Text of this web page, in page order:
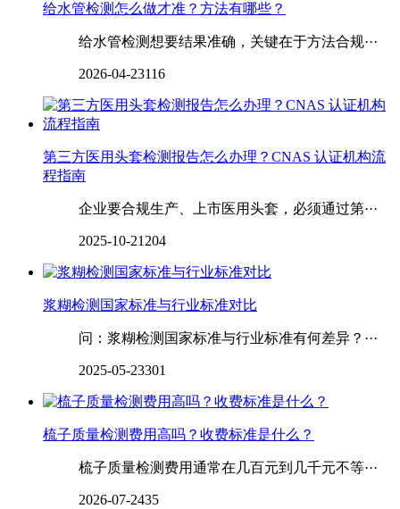
‌‌‌‌给水管检测怎么做才准？方法有哪些？
给水管检测想要结果准确，关键在于方法合规···
2026-04-23116
第三方医用头套检测报告怎么办理？CNAS 认证机构流
程指南
企业要合规生产、上市医用头套，必须通过第···
2025-10-21204
浆糊检测国家标准与行业标准对比
问：浆糊检测国家标准与行业标准有何差异？···
2025-05-23301
‌‌‌‌‌‌梳子质量检测费用高吗？收费标准是什么？
梳子质量检测费用通常在几百元到几千元不等···
2026-07-2435